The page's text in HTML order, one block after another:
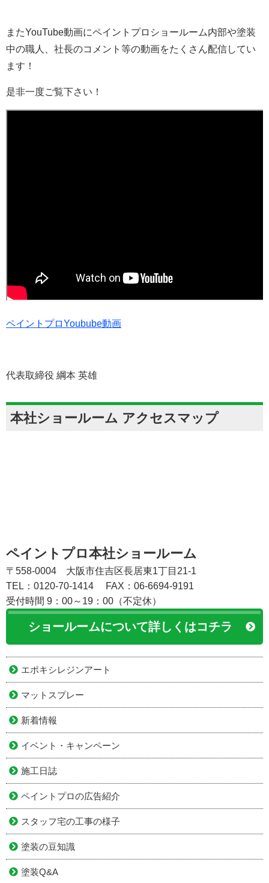
またYouTube動画にペイントプロショールーム内部や塗装
中の職人、社長のコメント等の動画をたくさん配信してい
ます！
是非一度ご覧下さい！
ペイントプロYoubube動画
代表取締役 綱本 英雄
本社ショールーム アクセスマップ
ペイントプロ本社ショールーム
〒558-0004 大阪市住吉区長居東1丁目21-1
TEL：0120-70-1414
FAX：06-6694-9191
受付時間 9：00～19：00（不定休）
ショールームについて詳しくはコチラ
エポキシレジンアート
マットスプレー
新着情報
イベント・キャンペーン
施工日誌
ペイントプロの広告紹介
スタッフ宅の工事の様子
塗装の豆知識
塗装Q&A